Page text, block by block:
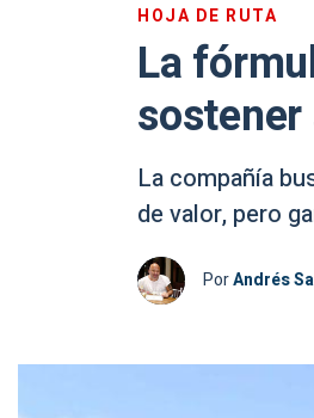
HOJA DE RUTA
La
La compañía
de valor, pero
PorAndrés